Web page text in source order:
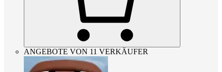
ANGEBOTE VON 11 VERKÄUFER